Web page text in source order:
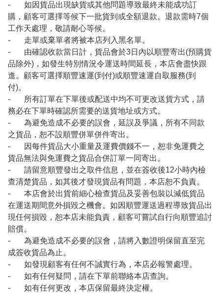
- 如因貨品出現缺貨或其他問題導致最終未能成功訂
購，顧客可選擇等候下一批貨到或全額退款。退款需時7個
工作天處理，敬請耐心等候。
- 走單或棄單者將被本店列入黑名單。
- 由確認收款當日計，貨品會於3日內以順豐寄出(預購貨
品除外)，如發生特別情況令運送時間延長，本店會盡快跟
進。顧客可選擇順豐速運(到付)或順豐速運自取服務(到
付)。
- 所有訂單在下單後或配送中均不可更改送貨方式，請
務必在下單時確認所需要的送貨地址或方式。
- 為避免造成不必要的誤會，延誤及爭議，所有不同款
之貨品，恕不設順豐併單併件寄出。
- 因每件貨品大小重量及運費價錢不一，恕非免運費之
貨品無法與免運費之貨品合併訂單一同寄出。
- 請留意順豐發出之取件信息，並在簽收後12小時內檢
查清楚貨品，如其後才發現貨品有問題，本店恕不負責。
- 本店會於出貨前細心檢查貨品及妥善包裝以減低貨品
在運送期間意外損毀之機會。如因順豐運送過程導致貨品出
現任何損毀，恕本店未能負責，顧客可嘗試自行向順豐追討
賠償。
- 為避免造成不必要的誤會，請將入數證明保留直至完
成簽收貨品為止。
- 如發現顧客有任何不誠實行為，本店必報警處理。
- 如有任何疑問，請在下單前聯絡本店查詢。
- 如有任何更改，本店保留最終決定權。